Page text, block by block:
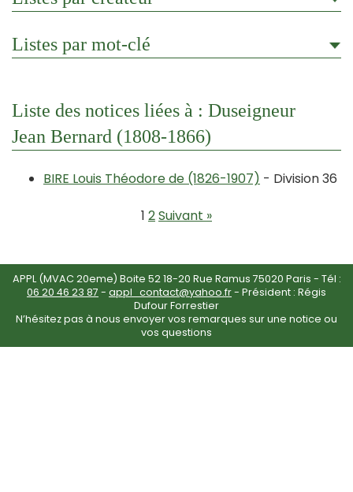
Listes par mot-clé
Liste des notices liées à : Duseigneur
Jean Bernard (1808-1866)
BIRE Louis Théodore de (1826-1907) - Division 36
1 2Suivant »
APPL (MVAC 20eme) Boite 52 18-20 Rue Ramus 75020 Paris - Tél :
06 20 46 23 87 - appl_contact@yahoo.fr- Président : Régis
Dufour Forrestier
N’hésitez pas à nous envoyer vos remarques sur une notice ou
vos questions